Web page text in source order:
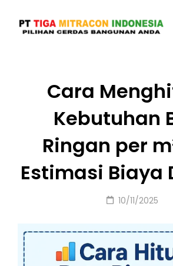
Cara
Kebutuhan
Ringan per
Estimasi Biaya
Posted
10/11/2025